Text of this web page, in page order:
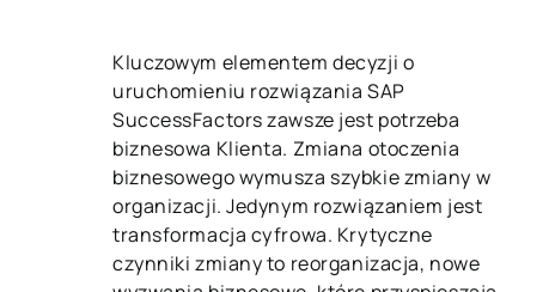
Kluczowym elementem decyzji o
uruchomieniu rozwiązania SAP
SuccessFactors zawsze jest potrzeba
biznesowa Klienta. Zmiana otoczenia
biznesowego wymusza szybkie zmiany w
organizacji. Jedynym rozwiązaniem jest
transformacja cyfrowa. Krytyczne
czynniki zmiany to reorganizacja, nowe